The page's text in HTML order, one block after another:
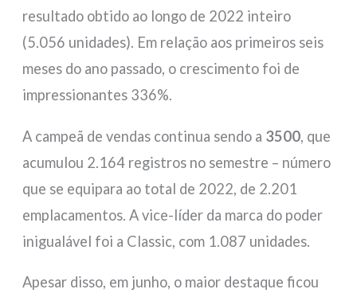
resultado obtido ao longo de 2022 inteiro
(5.056 unidades). Em relação aos primeiros seis
meses do ano passado, o crescimento foi de
impressionantes 336%.
A campeã de vendas continua sendo a 3500, que
acumulou 2.164 registros no semestre – número
que se equipara ao total de 2022, de 2.201
emplacamentos. A vice-líder da marca do poder
inigualável foi a Classic, com 1.087 unidades.
Apesar disso, em junho, o maior destaque ficou